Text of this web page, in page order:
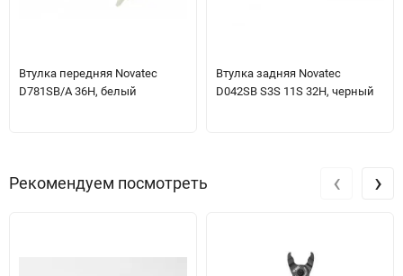
Втулка передняя Novatec
D781SB/A 36H, белый
Втулка задняя Novatec
D042SB S3S 11S 32H, черный
Рекомендуем посмотреть ‹ ›